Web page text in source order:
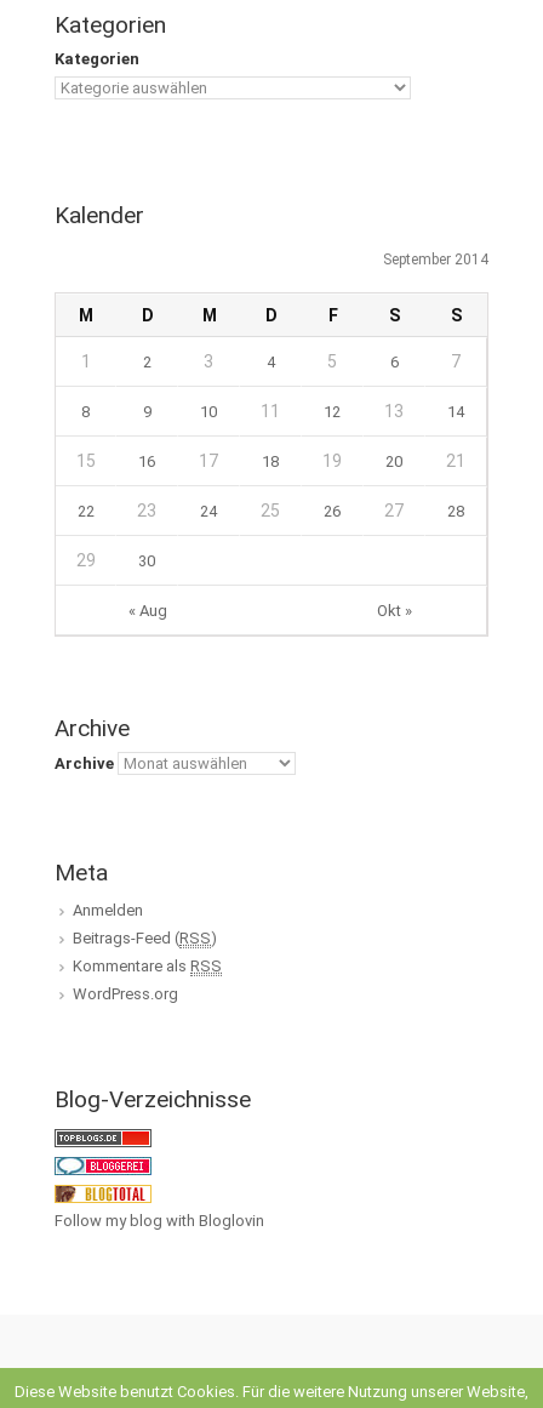
Kategorien
Kategorien
Kalender
September 2014
M D M D F S S
« Aug Okt »
1 2 3 4 5 6 7
8 9 10 11 12 13 14
15 16 17 18 19 20 21
22 23 24 25 26 27 28
29 30
Archive
Archive
Meta
Anmelden
Beitrags-Feed (RSS)
Kommentare als RSS
WordPress.org
Blog-Verzeichnisse
Follow my blog with Bloglovin
Diese Website benutzt Cookies. Für die weitere Nutzung unserer Website,